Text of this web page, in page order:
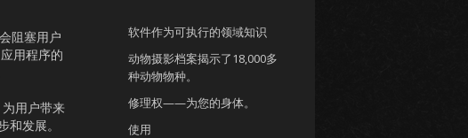
阻塞用户
用程序的
用户带来
发展。
软件作为可执行的领域知识
动物摄影档案揭示了18,000多
种动物物种。
修理权——为您的身体。
使用